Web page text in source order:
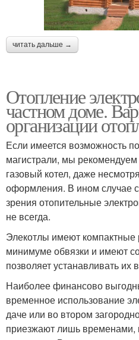
читать дальше →
Отопление
частном доме.
организации
Если имеется возможность
магистрали, мы
газовый котел, даже
оформления. В ином случае с
зрения отопительные
не всегда.
Элекотлы имеют
минимуме обвязки и имеют
позволяет устанавливать их
Наиболее финансово
временное использование
даче или во втором
приезжают лишь временами,